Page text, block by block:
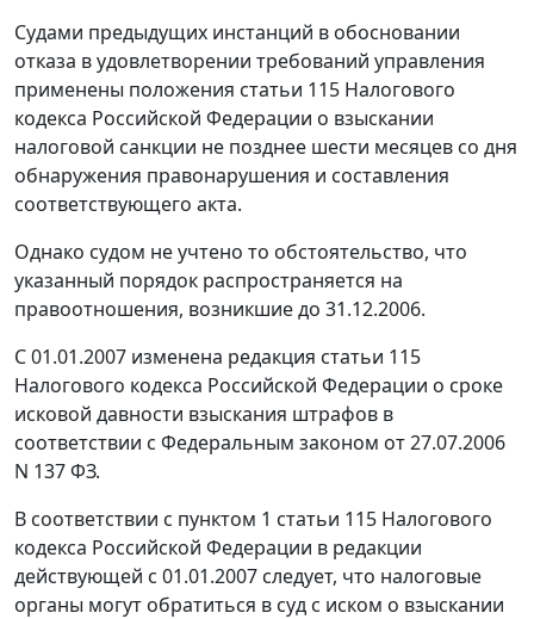
Судами предыдущих инстанций в обосновании
отказа в удовлетворении требований управления
применены положения статьи 115 Налогового
кодекса Российской Федерации о взыскании
налоговой санкции не позднее шести месяцев со дня
обнаружения правонарушения и составления
соответствующего акта.
Однако судом не учтено то обстоятельство, что
указанный порядок распространяется на
правоотношения, возникшие до 31.12.2006.
С 01.01.2007 изменена редакция статьи 115
Налогового кодекса Российской Федерации о сроке
исковой давности взыскания штрафов в
соответствии с Федеральным законом от 27.07.2006
N 137 ФЗ.
В соответствии с пунктом 1 статьи 115 Налогового
кодекса Российской Федерации в редакции
действующей с 01.01.2007 следует, что налоговые
органы могут обратиться в суд с иском о взыскании